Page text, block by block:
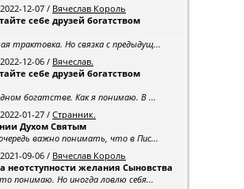
12-07 / Вячеслав Король
себе друзей богатством
трактовка. Но связка с предыдущ...
12-06 / Вячеслав.
себе друзей богатством
богатстве. Как я понимаю. В ...
01-27 /Странник.
Духом Святым
важно понимать, что в Пис...
09-06 / Вячеслав Король
неотступности желания Сыновства
понимаю. Но иногда ловлю себя...